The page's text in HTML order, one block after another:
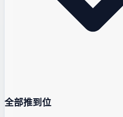
全部推到位